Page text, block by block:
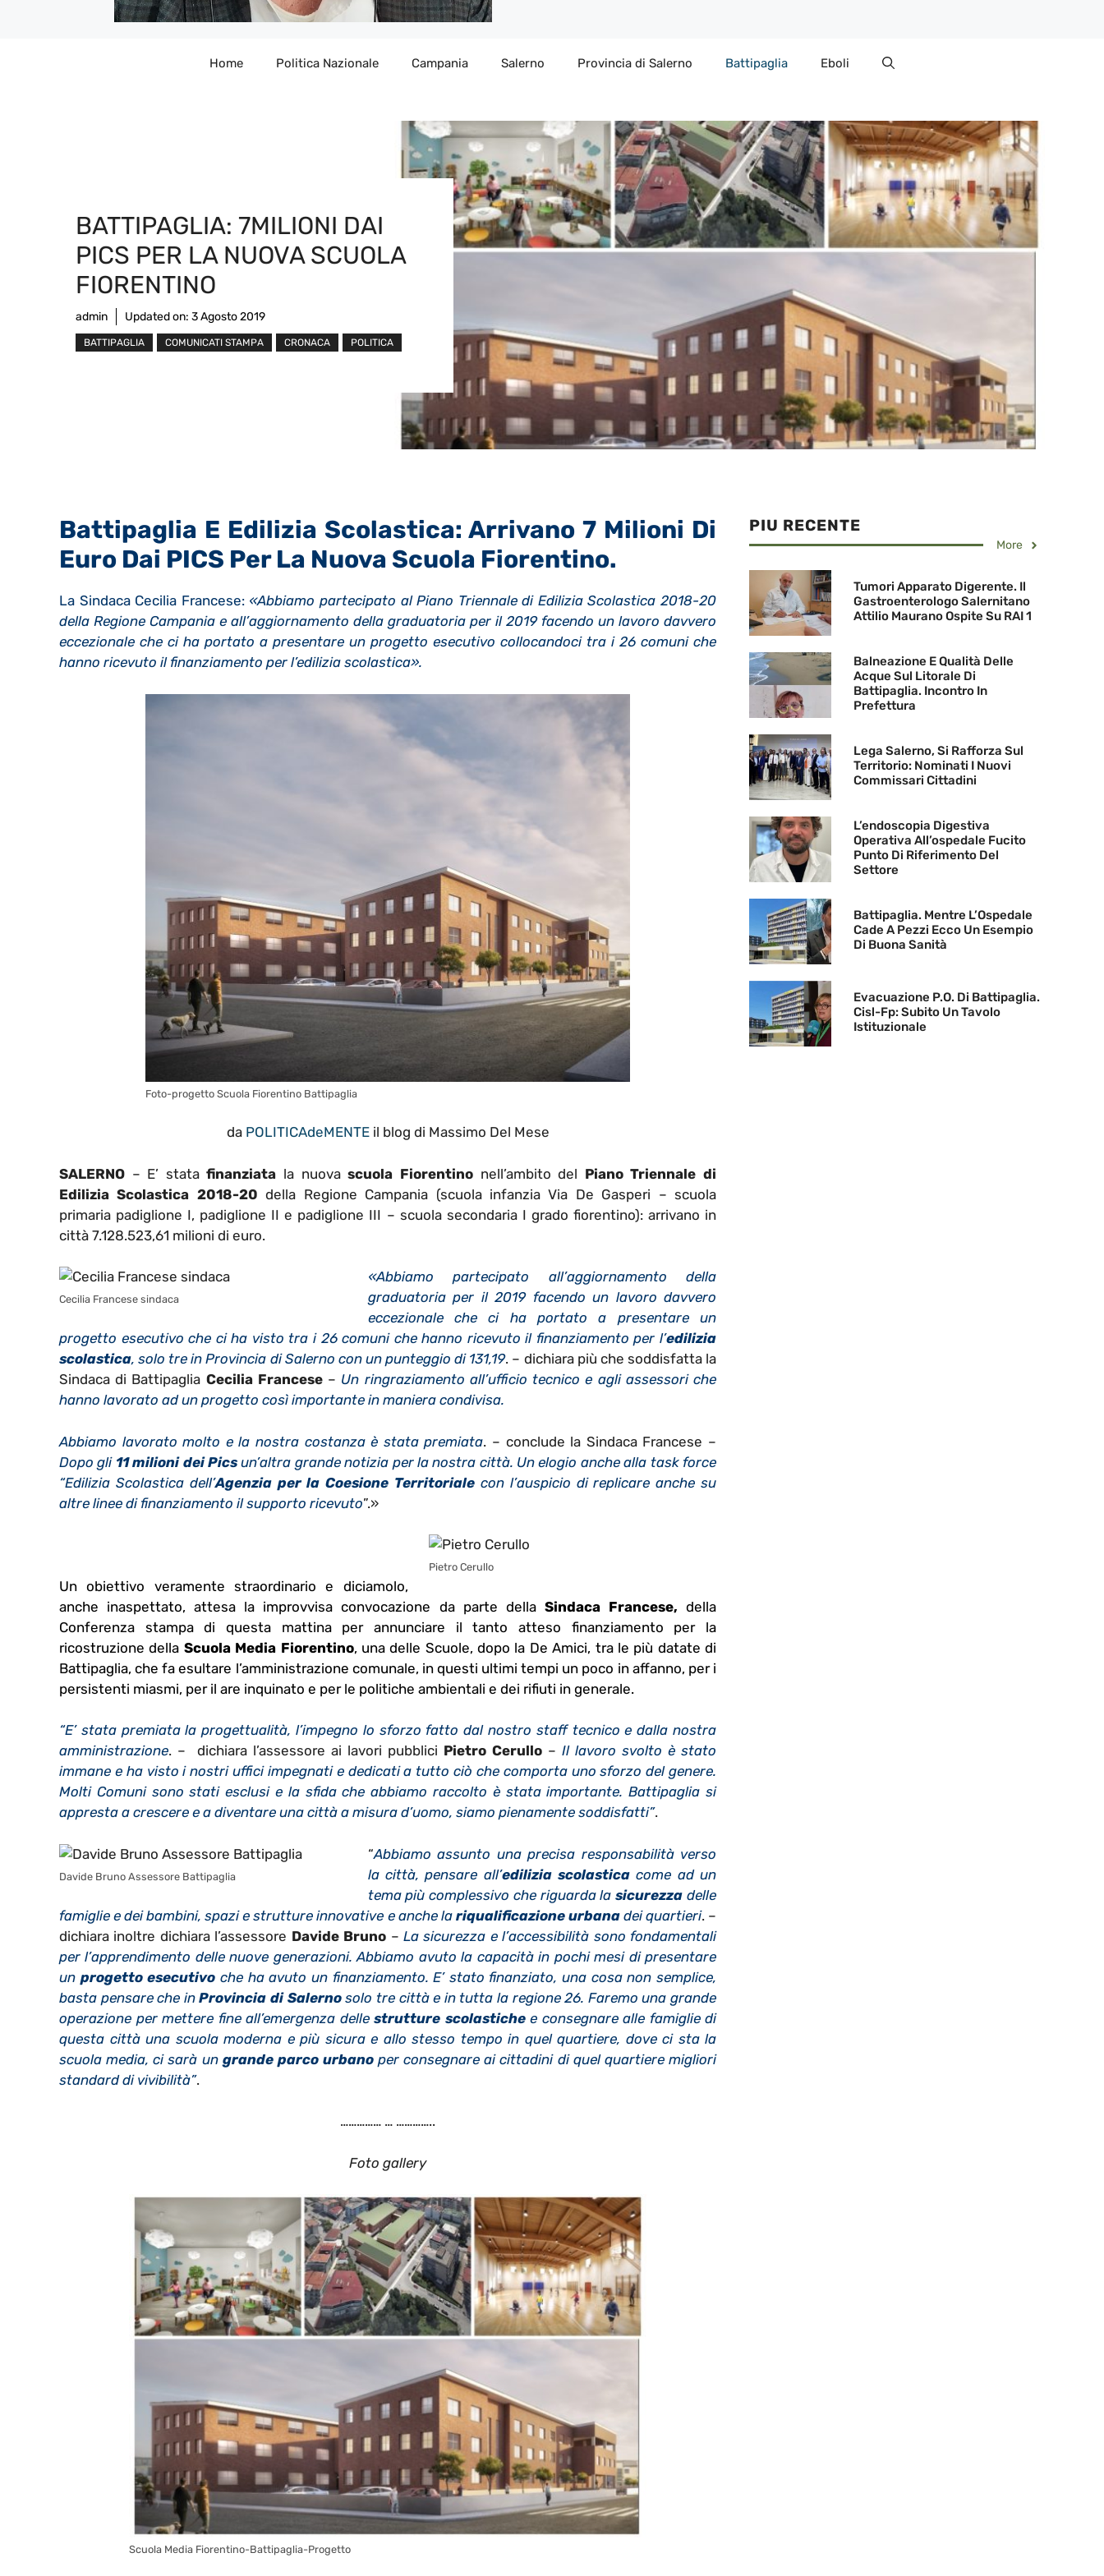
Home Politica Nazionale Campania Salerno Provincia di Salerno Battipaglia Eboli
BATTIPAGLIA: 7MILIONI DAI
PICS PER LA NUOVA SCUOLA
FIORENTINO
admin Updated on: 3 Agosto 2019
BATTIPAGLIA COMUNICATI STAMPA CRONACA POLITICA
Battipaglia E Edilizia Scolastica: Arrivano 7 Milioni Di
Euro Dai PICS Per La Nuova Scuola Fiorentino.
La Sindaca Cecilia Francese: «Abbiamo partecipato al Piano Triennale di Edilizia Scolastica 2018-20
della Regione Campania e all’aggiornamento della graduatoria per il 2019 facendo un lavoro davvero
eccezionale che ci ha portato a presentare un progetto esecutivo collocandoci tra i 26 comuni che
hanno ricevuto il finanziamento per l’edilizia scolastica».
Foto-progetto Scuola Fiorentino Battipaglia
da POLITICAdeMENTEil blog di Massimo Del Mese
SALERNO – E’ statafinanziata la nuovascuola Fiorentinonell’ambito del Piano Triennale di
Edilizia Scolastica 2018-20 della Regione Campania (scuola infanzia Via De Gasperi – scuola
primaria padiglione I, padiglione II e padiglione III – scuola secondaria I grado fiorentino): arrivano in
città 7.128.523,61 milioni di euro.
Cecilia Francese sindaca
«Abbiamo partecipato all’aggiornamento della
graduatoria per il 2019 facendo un lavoro davvero
eccezionale che ci ha portato a presentare un
progetto esecutivo che ci ha visto tra i 26 comuni che hanno ricevuto il finanziamento per l’edilizia
scolastica, solo tre in Provincia di Salerno con un punteggio di 131,19. – dichiara più che soddisfatta la
Sindaca di Battipaglia Cecilia Francese– Un ringraziamento all’ufficio tecnico e agli assessori che
hanno lavorato ad un progetto così importante in maniera condivisa.
Abbiamo lavorato molto e la nostra costanza è stata premiata. – conclude la Sindaca Francese –
Dopo gli 11 milioni dei Picsun’altra grande notizia per la nostra città. Un elogio anche alla task force
“Edilizia Scolastica dell’Agenzia per la Coesione Territoriale con l’auspicio di replicare anche su
altre linee di finanziamento il supporto ricevuto”.»
Pietro Cerullo
Un obiettivo veramente straordinario e diciamolo,
anche inaspettato, attesa la improvvisa convocazione da parte della Sindaca Francese, della
Conferenza stampa di questa mattina per annunciare il tanto atteso finanziamento per la
ricostruzione della Scuola Media Fiorentino, una delle Scuole, dopo la De Amici, tra le più datate di
Battipaglia, che fa esultare l’amministrazione comunale, in questi ultimi tempi un poco in affanno, per i
persistenti miasmi, per il are inquinato e per le politiche ambientali e dei rifiuti in generale.
“E’ stata premiata la progettualità, l’impegno lo sforzo fatto dal nostro staff tecnico e dalla nostra
amministrazione. – dichiara l’assessore ai lavori pubblici Pietro Cerullo – Il lavoro svolto è stato
immane e ha visto i nostri uffici impegnati e dedicati a tutto ciò che comporta uno sforzo del genere.
Molti Comuni sono stati esclusi e la sfida che abbiamo raccolto è stata importante. Battipaglia si
appresta a crescere e a diventare una città a misura d’uomo, siamo pienamente soddisfatti”.
Davide Bruno Assessore Battipaglia
“Abbiamo assunto una precisa responsabilità verso
la città, pensare all’edilizia scolasticacome ad un
tema più complessivo che riguarda lasicurezza delle
famiglie e dei bambini, spazi e strutture innovative e anche la riqualificazione urbanadei quartieri. –
dichiara inoltre dichiara l’assessore Davide Bruno – La sicurezza e l’accessibilità sono fondamentali
per l’apprendimento delle nuove generazioni. Abbiamo avuto la capacità in pochi mesi di presentare
un progetto esecutivo che ha avuto un finanziamento. E’ stato finanziato, una cosa non semplice,
basta pensare che inProvincia di Salernosolo tre città e in tutta la regione 26. Faremo una grande
operazione per mettere fine all’emergenza delle strutture scolastichee consegnare alle famiglie di
questa città una scuola moderna e più sicura e allo stesso tempo in quel quartiere, dove ci sta la
scuola media, ci sarà un grande parco urbanoper consegnare ai cittadini di quel quartiere migliori
standard di vivibilità”.
…………… … …………..
Foto gallery
Scuola Media Fiorentino-Battipaglia-Progetto
PIU RECENTE
More
Tumori Apparato Digerente. Il
Gastroenterologo Salernitano
Attilio Maurano Ospite Su RAI 1
Balneazione E Qualità Delle
Acque Sul Litorale Di
Battipaglia. Incontro In
Prefettura
Lega Salerno, Si Rafforza Sul
Territorio: Nominati I Nuovi
Commissari Cittadini
L’endoscopia Digestiva
Operativa All’ospedale Fucito
Punto Di Riferimento Del
Settore
Battipaglia. Mentre L’Ospedale
Cade A Pezzi Ecco Un Esempio
Di Buona Sanità
Evacuazione P.O. Di Battipaglia.
Cisl-Fp: Subito Un Tavolo
Istituzionale